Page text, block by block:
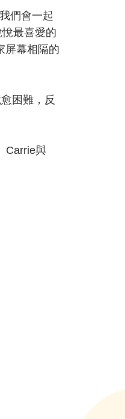
們會一起
最喜愛的
屏幕相隔的
困難，反
Carrie與